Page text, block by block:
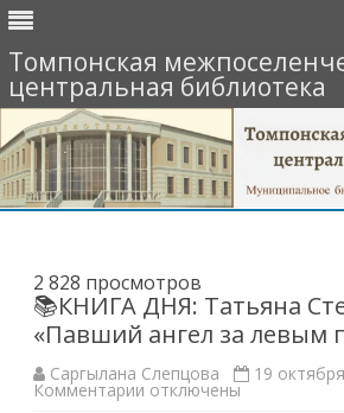
Томпонская
центральная библиотека
2 828 просмотров
📚КНИГА ДНЯ: Татьяна
«Павший ангел за левым
Саргылана Слепцова 19
Комментарии котключены